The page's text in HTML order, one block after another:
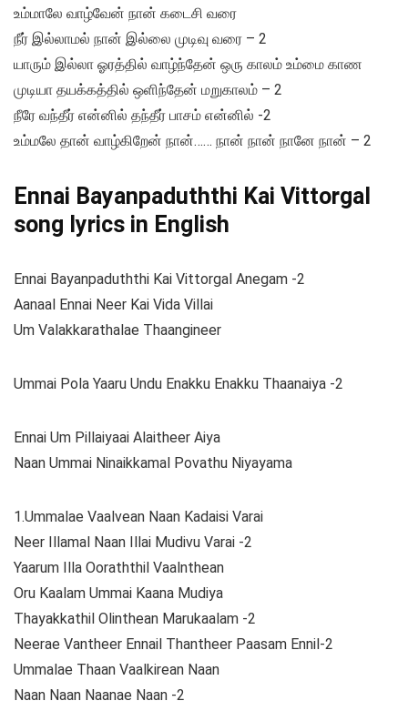
உம்மாலே வாழ்வேன் நான் கடைசி வரை
நீர் இல்லாமல் நான் இல்லை முடிவு வரை – 2
யாரும் இல்லா ஓரத்தில் வாழ்ந்தேன் ஒரு காலம் உம்மை காண
முடியா தயக்கத்தில் ஒளிந்தேன் மறுகாலம் – 2
நீரே வந்தீர் என்னில் தந்தீர் பாசம் என்னில் -2
உம்மலே தான் வாழ்கிறேன் நான்…… நான் நான் நானே நான் – 2
Ennai Bayanpaduththi Kai Vittorgal
song lyrics in English
Ennai Bayanpaduththi Kai Vittorgal Anegam -2
Aanaal Ennai Neer Kai Vida Villai
Um Valakkarathalae Thaangineer
Ummai Pola Yaaru Undu Enakku Enakku Thaanaiya -2
Ennai Um Pillaiyaai Alaitheer Aiya
Naan Ummai Ninaikkamal Povathu Niyayama
1.Ummalae Vaalvean Naan Kadaisi Varai
Neer Illamal Naan Illai Mudivu Varai -2
Yaarum Illa Ooraththil Vaalnthean
Oru Kaalam Ummai Kaana Mudiya
Thayakkathil Olinthean Marukaalam -2
Neerae Vantheer Ennail Thantheer Paasam Ennil-2
Ummalae Thaan Vaalkirean Naan
Naan Naan Naanae Naan -2